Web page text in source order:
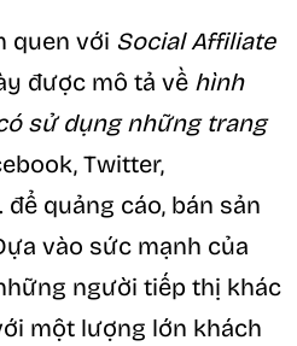
quen với Social Affiliate
được mô tả về hình
sử dụng những trang
Twitter,
quảng cáo, bán sản
vào sức mạnh của
người tiếp thị khác
một lượng lớn khách